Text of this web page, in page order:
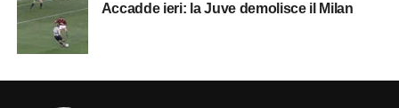
Accadde ieri: la Juve demolisce il Milan